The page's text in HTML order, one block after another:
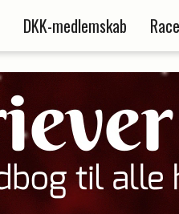
DKK-medlemskab